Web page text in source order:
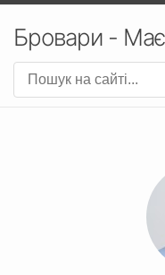
Бровари -